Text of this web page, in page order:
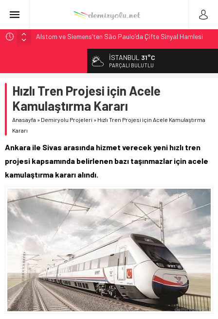
Alstom ve Siemens’ten São Paulo’da Çifte Sinyal Hamlesi
Siemens ve Stadler’dan Berlin S-Bahn’a 350 Trenlik Dev
Japonya Maglev Onayı: Bütçe 11 Trilyon Yen, Hedef 2036
Toronto Metrosu’nda Kapasite %40 Artıyor: Hitachi Rail
İmzaladı
Webuild Tüneli Tamamladı: Lima’da Seyahat 45 Dakikaya
İndi
İSTANBUL 31°C
PARÇALI BULUTLU
Hızlı Tren Projesi için Acele
Kamulaştırma Kararı
Anasayfa » Demiryolu Projeleri » Hızlı Tren Projesi için Acele Kamulaştırma
Kararı
Ankara ile Sivas arasında hizmet verecek yeni hızlı tren
projesi kapsamında belirlenen bazı taşınmazlar için acele
kamulaştırma kararı alındı.